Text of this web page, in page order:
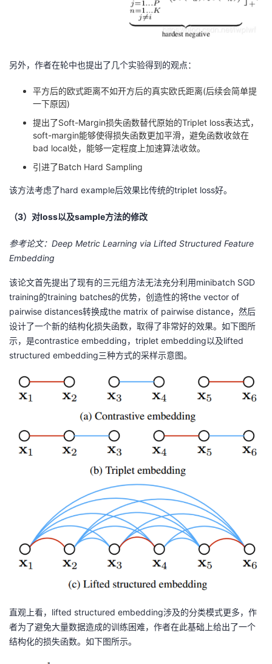
另外，作者在轮中也提出了几个实验得到的观点：
平方后的欧式距离不如开方后的真实欧氏距离(后续会简单提
一下原因)
提出了Soft-Margin损失函数替代原始的Triplet loss表达式，
soft-margin能够使得损失函数更加平滑，避免函数收敛在
bad local处，能够一定程度上加速算法收敛。
引进了Batch Hard Sampling
该方法考虑了hard example后效果比传统的triplet loss好。
（3）对loss以及sample方法的修改
参考论文：Deep Metric Learning via Lifted Structured Feature
Embedding
该论文首先提出了现有的三元组方法无法充分利用minibatch SGD
training的training batches的优势，创造性的将the vector of
pairwise distances转换成the matrix of pairwise distance，然后
设计了一个新的结构化损失函数，取得了非常好的效果。如下图所
示，是contrastice embedding，triplet embedding以及lifted
structured embedding三种方式的采样示意图。
直观上看，lifted structured embedding涉及的分类模式更多，作
者为了避免大量数据造成的训练困难，作者在此基础上给出了一个
结构化的损失函数。如下图所示。